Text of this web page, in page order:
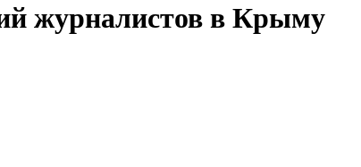
журналистов в Крыму